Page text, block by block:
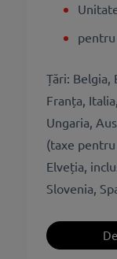
Țări: Belgia,
Franța,
Ungaria,
(taxe
Elveția,
Slovenia,